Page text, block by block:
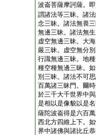
波崙菩薩摩訶薩。
謂諸法等三昧。諸
念三昧。諸法無畏
無邊三昧。諸法無
虚空無邊三昧。大
嚴三昧。虚空無分
行識無邊三昧。地
種空種無邊三昧。
別三昧。諸法不可
百萬諸三昧門。爾
於三千大千世界中
是相以是像貌以是
薩陀波崙得是六百
西北方四維上下。
界中諸佛與諸比丘